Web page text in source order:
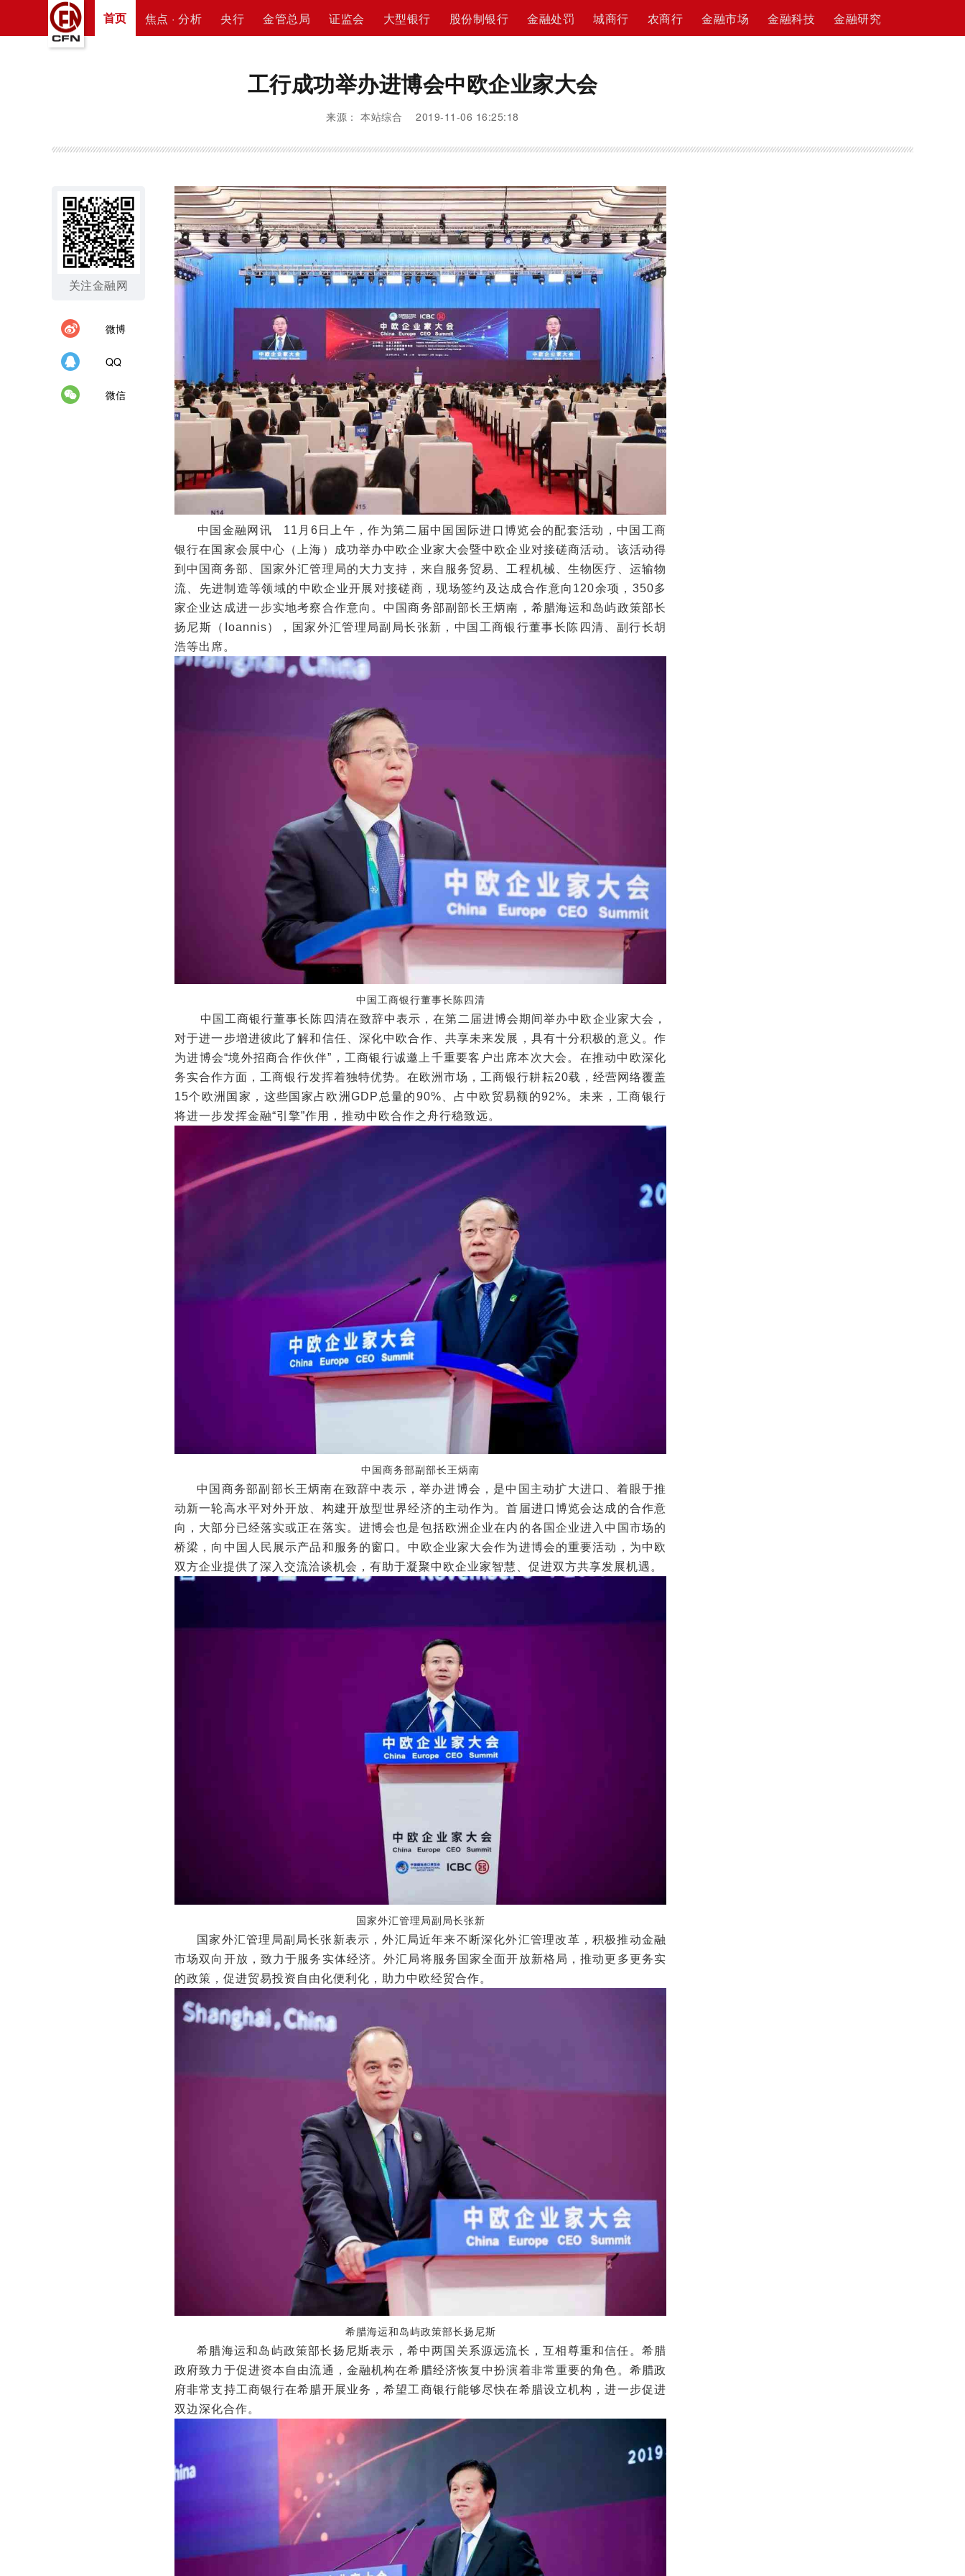
首页 焦点 · 分析 央行 金管总局 证监会 大型银行 股份制银行 金融处罚 城商行 农商行 金融市场 金融科技 金融研究
工行成功举办进博会中欧企业家大会
来源： 本站综合 2019-11-06 16:25:18
关注金融网
微博
QQ
微信
中国金融网讯 11月6日上午，作为第二届中国国际进口博览会的配套活动，中国工商
银行在国家会展中心（上海）成功举办中欧企业家大会暨中欧企业对接磋商活动。该活动得
到中国商务部、国家外汇管理局的大力支持，来自服务贸易、工程机械、生物医疗、运输物
流、先进制造等领域的中欧企业开展对接磋商，现场签约及达成合作意向120余项，350多
家企业达成进一步实地考察合作意向。中国商务部副部长王炳南，希腊海运和岛屿政策部长
扬尼斯（Ioannis），国家外汇管理局副局长张新，中国工商银行董事长陈四清、副行长胡
浩等出席。
中国工商银行董事长陈四清
中国工商银行董事长陈四清在致辞中表示，在第二届进博会期间举办中欧企业家大会，
对于进一步增进彼此了解和信任、深化中欧合作、共享未来发展，具有十分积极的意义。作
为进博会“境外招商合作伙伴”，工商银行诚邀上千重要客户出席本次大会。在推动中欧深化
务实合作方面，工商银行发挥着独特优势。在欧洲市场，工商银行耕耘20载，经营网络覆盖
15个欧洲国家，这些国家占欧洲GDP总量的90%、占中欧贸易额的92%。未来，工商银行
将进一步发挥金融“引擎”作用，推动中欧合作之舟行稳致远。
中国商务部副部长王炳南
中国商务部副部长王炳南在致辞中表示，举办进博会，是中国主动扩大进口、着眼于推
动新一轮高水平对外开放、构建开放型世界经济的主动作为。首届进口博览会达成的合作意
向，大部分已经落实或正在落实。进博会也是包括欧洲企业在内的各国企业进入中国市场的
桥梁，向中国人民展示产品和服务的窗口。中欧企业家大会作为进博会的重要活动，为中欧
双方企业提供了深入交流洽谈机会，有助于凝聚中欧企业家智慧、促进双方共享发展机遇。
国家外汇管理局副局长张新
国家外汇管理局副局长张新表示，外汇局近年来不断深化外汇管理改革，积极推动金融
市场双向开放，致力于服务实体经济。外汇局将服务国家全面开放新格局，推动更多更务实
的政策，促进贸易投资自由化便利化，助力中欧经贸合作。
希腊海运和岛屿政策部长扬尼斯
希腊海运和岛屿政策部长扬尼斯表示，希中两国关系源远流长，互相尊重和信任。希腊
政府致力于促进资本自由流通，金融机构在希腊经济恢复中扮演着非常重要的角色。希腊政
府非常支持工商银行在希腊开展业务，希望工商银行能够尽快在希腊设立机构，进一步促进
双边深化合作。